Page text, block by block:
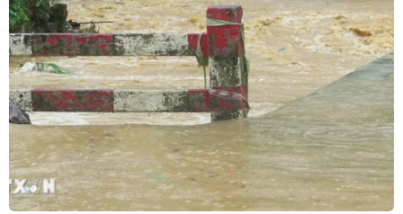
Mở ra không gian phát triển mới
08/08/2026 05:39
Thanh Hóa: Tạo điều kiện để người ở